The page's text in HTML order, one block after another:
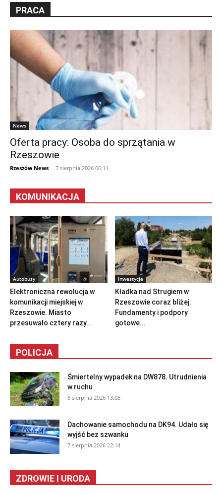
PRACA
News
Oferta pracy: Osoba do sprzątania w
Rzeszowie
Rzeszów News - 7 sierpnia 2026 06:11
KOMUNIKACJA
Autobusy
Elektroniczna rewolucja w
komunikacji miejskiej w
Rzeszowie. Miasto
przesuwało cztery razy...
Inwestycje
Kładka nad Strugiem w
Rzeszowie coraz bliżej.
Fundamenty i podpory
gotowe...
POLICJA
Śmiertelny wypadek na DW878. Utrudnienia
w ruchu
8 sierpnia 2026 13:05
Dachowanie samochodu na DK94. Udało się
wyjść bez szwanku
7 sierpnia 2026 22:14
ZDROWIE I URODA